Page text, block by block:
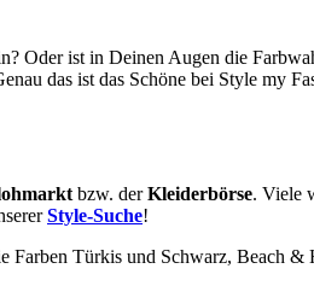
Oder ist in Deinen Augen die
das ist das Schöne bei Style my
bzw. derKleiderbörse. Viele
Style-Suche!
Farben Türkis und Schwarz, Beach &